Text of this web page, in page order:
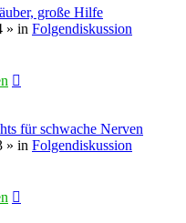
große Hilfe
» in Folgendiskussion
für schwache Nerven
» in Folgendiskussion